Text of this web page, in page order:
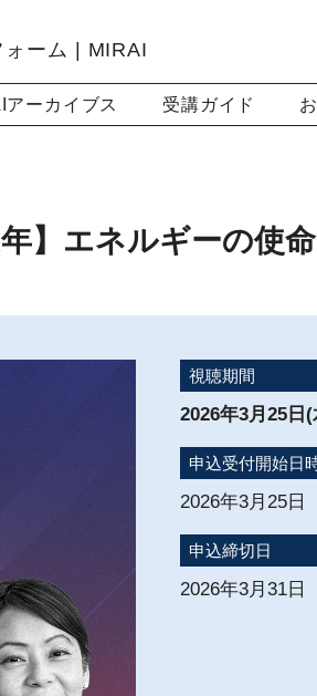
ォーム | MIRAI
アーカイブス 受講ガイド
】エネルギーの使
視聴期間
2026年3月25日
申込受付開始日
2026年3月25日
申込締切日
2026年3月31日